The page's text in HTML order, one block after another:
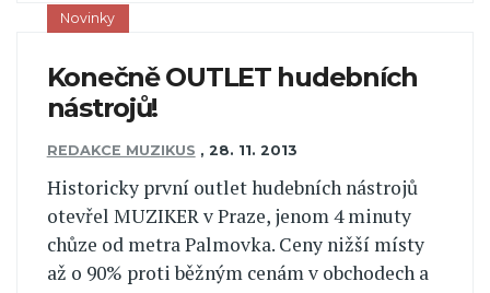
Novinky
Konečně OUTLET hudebních
nástrojů!
REDAKCE MUZIKUS , 28. 11. 2013
Historicky první outlet hudebních nástrojů
otevřel MUZIKER v Praze, jenom 4 minuty
chůze od metra Palmovka. Ceny nižší místy
až o 90% proti běžným cenám v obchodech a